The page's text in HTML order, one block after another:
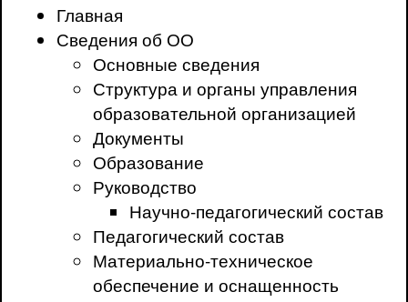
Главная
Сведения об ОО
Основные сведения
Структура и органы управления
образовательной организацией
Документы
Образование
Руководство
Научно-педагогический состав
Педагогический состав
Материально-техническое
обеспечение и оснащенность